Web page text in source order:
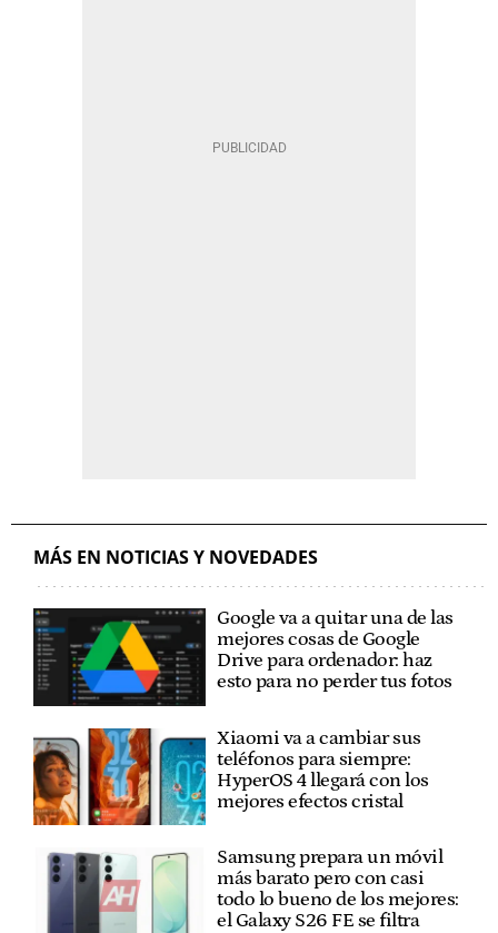
MÁS EN NOTICIAS Y NOVEDADES
Google va a quitar una de las
mejores cosas de Google
Drive para ordenador: haz
esto para no perder tus fotos
Xiaomi va a cambiar sus
teléfonos para siempre:
HyperOS 4 llegará con los
mejores efectos cristal
Samsung prepara un móvil
más barato pero con casi
todo lo bueno de los mejores:
el Galaxy S26 FE se filtra